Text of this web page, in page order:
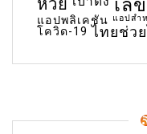
เล
แอปพลิเคชัน แอปสำ
โควิด-19 ไทยช่ว